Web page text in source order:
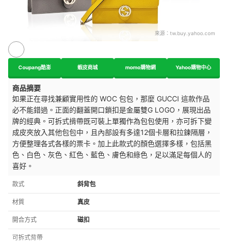
來源： tw.buy.yahoo.com
Coupang酷澎 蝦皮商城 momo購物網 Yahoo購物中心
商品摘要
如果正在尋找兼顧實用性的 WOC 包包，那麼 GUCCI 這款作品
必不能錯過。正面的翻蓋開口鎖扣是金屬雙G LOGO，展現出品
牌的經典。可拆式揹帶既可裝上單獨作為包包使用，亦可拆下變
成皮夾放入其他包包中，且內部設有多達12個卡層和拉鍊隔層，
方便整理各式各樣的票卡。加上此款式的顏色選擇多樣，包括黑
色、白色、灰色、紅色、藍色、膚色和綠色，足以滿足每個人的
喜好。
款式 斜背包
材質 真皮
開合方式 磁扣
可拆式背帶